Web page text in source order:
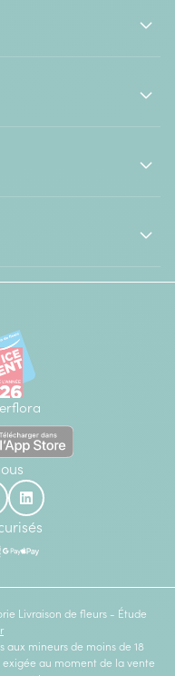
Livraison de fleurs - Étude
aux mineurs de moins de 18
au moment de la vente